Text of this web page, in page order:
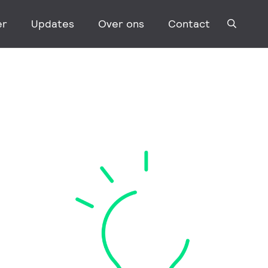
Updates Over ons Contact